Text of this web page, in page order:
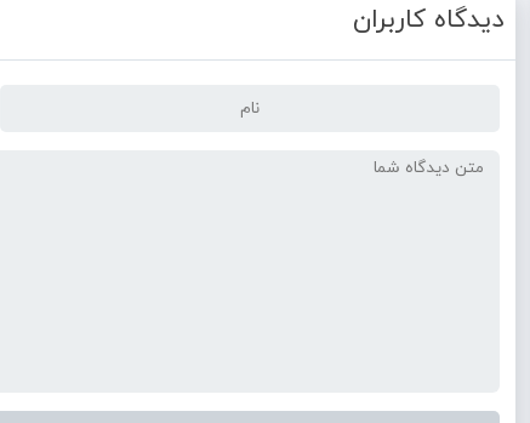
دیدگاه کاربران